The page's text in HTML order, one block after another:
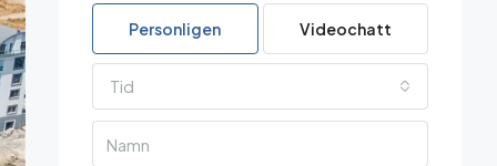
Personligen Videochatt
Tid